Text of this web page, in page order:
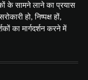
के सामने लाने का प्रयास
हो, निष्पक्ष हों,
का मार्गदर्शन करने में